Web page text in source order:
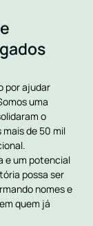
por ajudar
uma
o
de 50 mil
e um potencial
possa ser
nomes e
quem já